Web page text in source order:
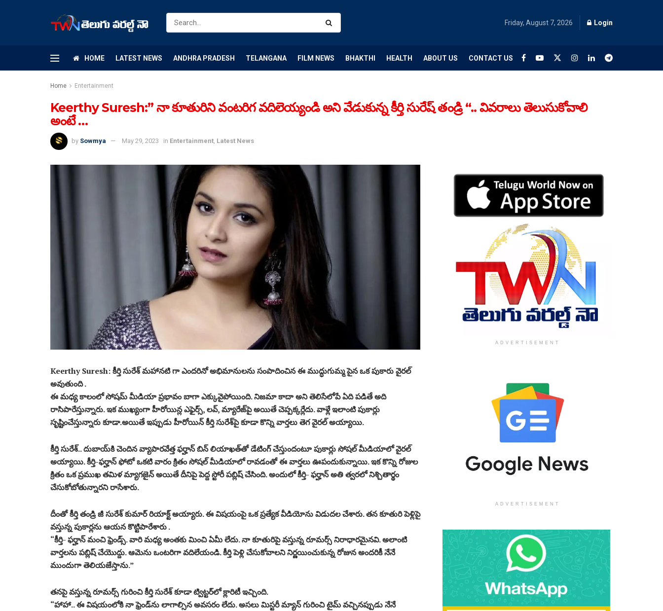
Friday, August 7, 2026 Login
HOME LATEST NEWS ANDHRA PRADESH TELANGANA FILM NEWS BHAKTHI HEALTH ABOUT US CONTACT US
Home Entertainment
Keerthy Suresh:” నా కూతురిని వంటరిగ వదిలెయ్యండి అని వేడుకున్న కీర్తి సురేష్ తండ్రి “.. వివరాలు తెలుసుకోవాలి
అంటే …
by Sowmya May 29, 2023 in Entertainment, Latest News
Keerthy Suresh: కీర్తి సురేశ్ మహానటి గా ఎందరినో అభిమానులను సంపాదించిన ఈ ముద్ధుగుమ్మ పైన ఒక పుకారు వైరల్
అవుతుంది .
ఈ మధ్య కాలంలో సోషమ్ మీడియా ప్రభావం బాగా ఎక్కువైపోయింది. నిజమా కాదా అని తెలిసేలోపే ఏది పడితే అది
రాసిపారేస్తున్నారు. ఇక ముఖ్యంగా హీరోయిన్ల ఎఫైర్స్, లవ్, మ్యారేజ్‌పై అయితే చెప్పక్కర్లేదు. వాళ్లే ఇలాంటి పుకార్లు
సృష్టించేస్తున్నారు కూడా.అయితే ఇప్పుడు హీరోయిన్ కీర్తి సురేశ్‌పై కూడా కొన్ని వార్తలు తెగ వైరల్ అయ్యాయి.
కీర్తి సురేశ్.. దుబాయ్‌కి చెందిన వ్యాపారవేత్త ఫర్హాన్ బిన్ లియాఖత్‌తో డేటింగ్ చేస్తుందంటూ పుకార్లు సోషల్ మీడియాలో వైరల్
అయ్యాయి. కీర్తి-ఫర్హాన్ ఫోటో ఒకటి వారం క్రితం సోషల్ మీడియాలో రావడంతో ఈ వార్తలు ఊపందుకున్నాయి. ఇక కొన్ని రోజుల
క్రితం ఒక ప్రముఖ తమిళ మ్యాగజైన్ అయితే దీనిపై పెద్ద స్టోరీ పబ్లిష్ చేసింది. అందులో కీర్తి- ఫర్హాన్ అతి త్వరలో నిశ్చితార్థం
చేసుకోబోతున్నారని రాసేశారు.
దీంతో కీర్తి తండ్రి జీ సురేశ్ కుమార్ రియాక్ట్ అయ్యారు. ఈ విషయంపై ఒక ప్రత్యేక వీడియోను విడుదల చేశారు. తన కూతురి పెళ్లిపై
వస్తున్న పుకార్లను ఆయన కొట్టిపారేశారు .
“కీర్తి- ఫర్హాన్ మంచి ఫ్రెండ్స్. వారి మధ్య అంతకు మించి ఏమీ లేదు. నా కూతురిపై వస్తున్న రూమర్స్ నిరాధారమైనవి. అలాంటి
వార్తలను పబ్లిష్ చేయొద్దు. ఆమెను ఒంటరిగా వదిలేయండి. కీర్తి పెళ్లి చేసుకోవాలని నిర్ణయించుకున్న రోజున అందరికీ నేనే
ముందుగా తెలియజేస్తాను.”
తనపై వస్తున్న రూమర్స్ గురించి కీర్తి సురేశ్ కూడా ట్విట్టర్‌లో క్లారిటీ ఇచ్చింది.
“హాహా.. ఈ విషయంలోకి నా ఫ్రెండ్‌ను లాగాల్సిన అవసరం లేదు. అసలు మిస్టరీ మ్యాన్‌ గురించి టైమ్ వచ్చినప్పుడు నేనే
ADVERTISEMENT
ADVERTISEMENT